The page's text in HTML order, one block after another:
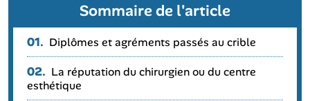
Sommaire de l'article
01. Diplômes et agréments passés au crible
02. La réputation du chirurgien ou du centre
esthétique